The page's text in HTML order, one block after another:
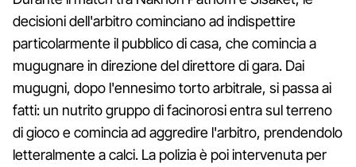
decisioni dell'arbitro cominciano ad indispettire
particolarmente il pubblico di casa, che comincia a
mugugnare in direzione del direttore di gara. Dai
mugugni, dopo l'ennesimo torto arbitrale, si passa ai
fatti: un nutrito gruppo di facinorosi entra sul terreno
di gioco e comincia ad aggredire l'arbitro, prendendolo
letteralmente a calci. La polizia è poi intervenuta per